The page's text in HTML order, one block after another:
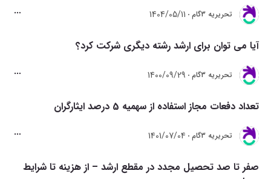
تحريريه 3گام 1404/05/11
آیا می توان برای ارشد رشته دیگری شرکت کرد؟
تحريريه 3گام 1400/09/29
تعداد دفعات مجاز استفاده از سهمیه 5 درصد ایثارگران
تحريريه 3گام 1401/07/04
صفر تا صد تحصیل مجدد در مقطع ارشد – از هزینه تا شرایط